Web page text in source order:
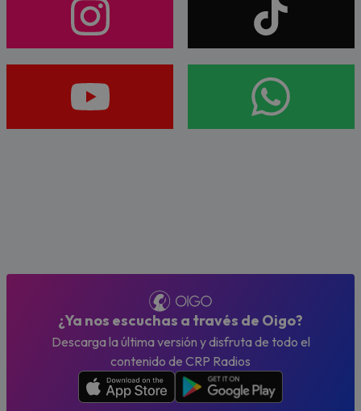
¿Ya nos escuchas a través de Oigo?
Descarga la última versión y disfruta de todo el
contenido de CRP Radios